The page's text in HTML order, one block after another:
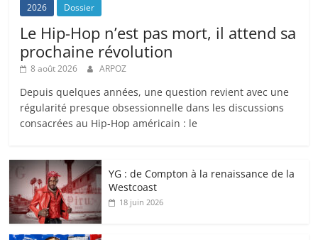
2026 Dossier
Le Hip-Hop n’est pas mort, il attend sa
prochaine révolution
8 août 2026 ARPOZ
Depuis quelques années, une question revient avec une
régularité presque obsessionnelle dans les discussions
consacrées au Hip-Hop américain : le
YG : de Compton à la renaissance de la
Westcoast
18 juin 2026